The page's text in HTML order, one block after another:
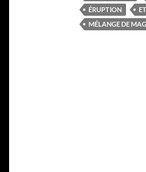
ÉRUPTION
MÉLANGE DE